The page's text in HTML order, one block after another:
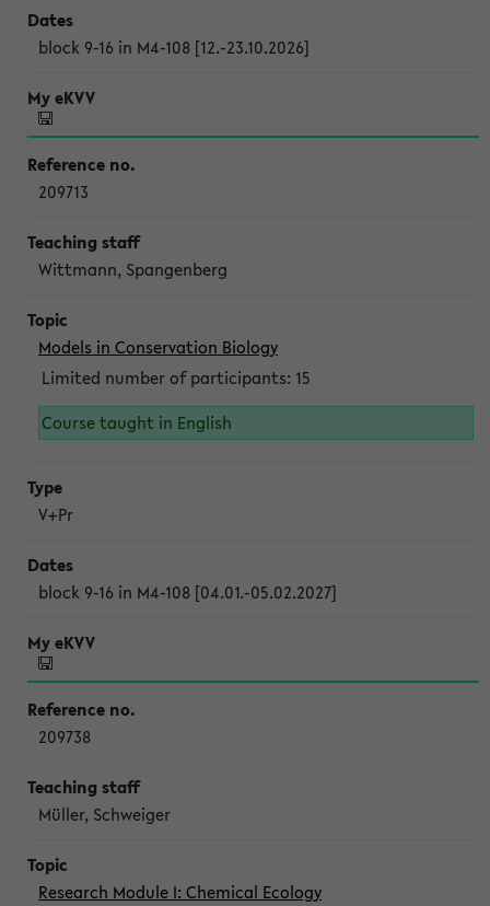
block 9-16 in M4-108 [12.-23.10.2026]
209713
Wittmann, Spangenberg
Models in Conservation Biology
Limited number of participants: 15
Course taught in English
V+Pr
block 9-16 in M4-108 [04.01.-05.02.2027]
209738
Müller, Schweiger
Research Module I: Chemical Ecology